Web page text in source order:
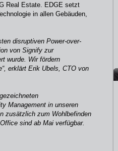
Real Estate. EDGE setzt
in allen Gebäuden,
disruptiven Power-over-
von Signify zur
wurde. Wir fördern
erklärt Erik Ubels, CTO von
Management in unseren
zusätzlich zum Wohlbefinden
sind ab Mai verfügbar.